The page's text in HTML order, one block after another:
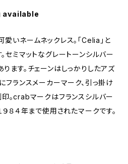
available
いネームネックレス。「Celia」と
セミマットなグレートーンシルバー
ます。チェーンはしっかりしたアズ
フランスメーカーマーク、引っ掛け
印。crabマークはフランスシルバー
９８４年まで使用されたマークです。